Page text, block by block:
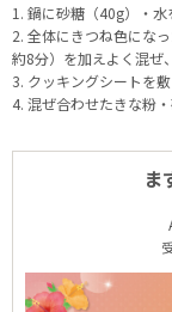
1. 鍋に砂糖（40g）・水
2. 全体にきつね色にな
約8分）を加えよく混ぜ
3. クッキングシートを
4. 混ぜ合わせたきな粉
ま